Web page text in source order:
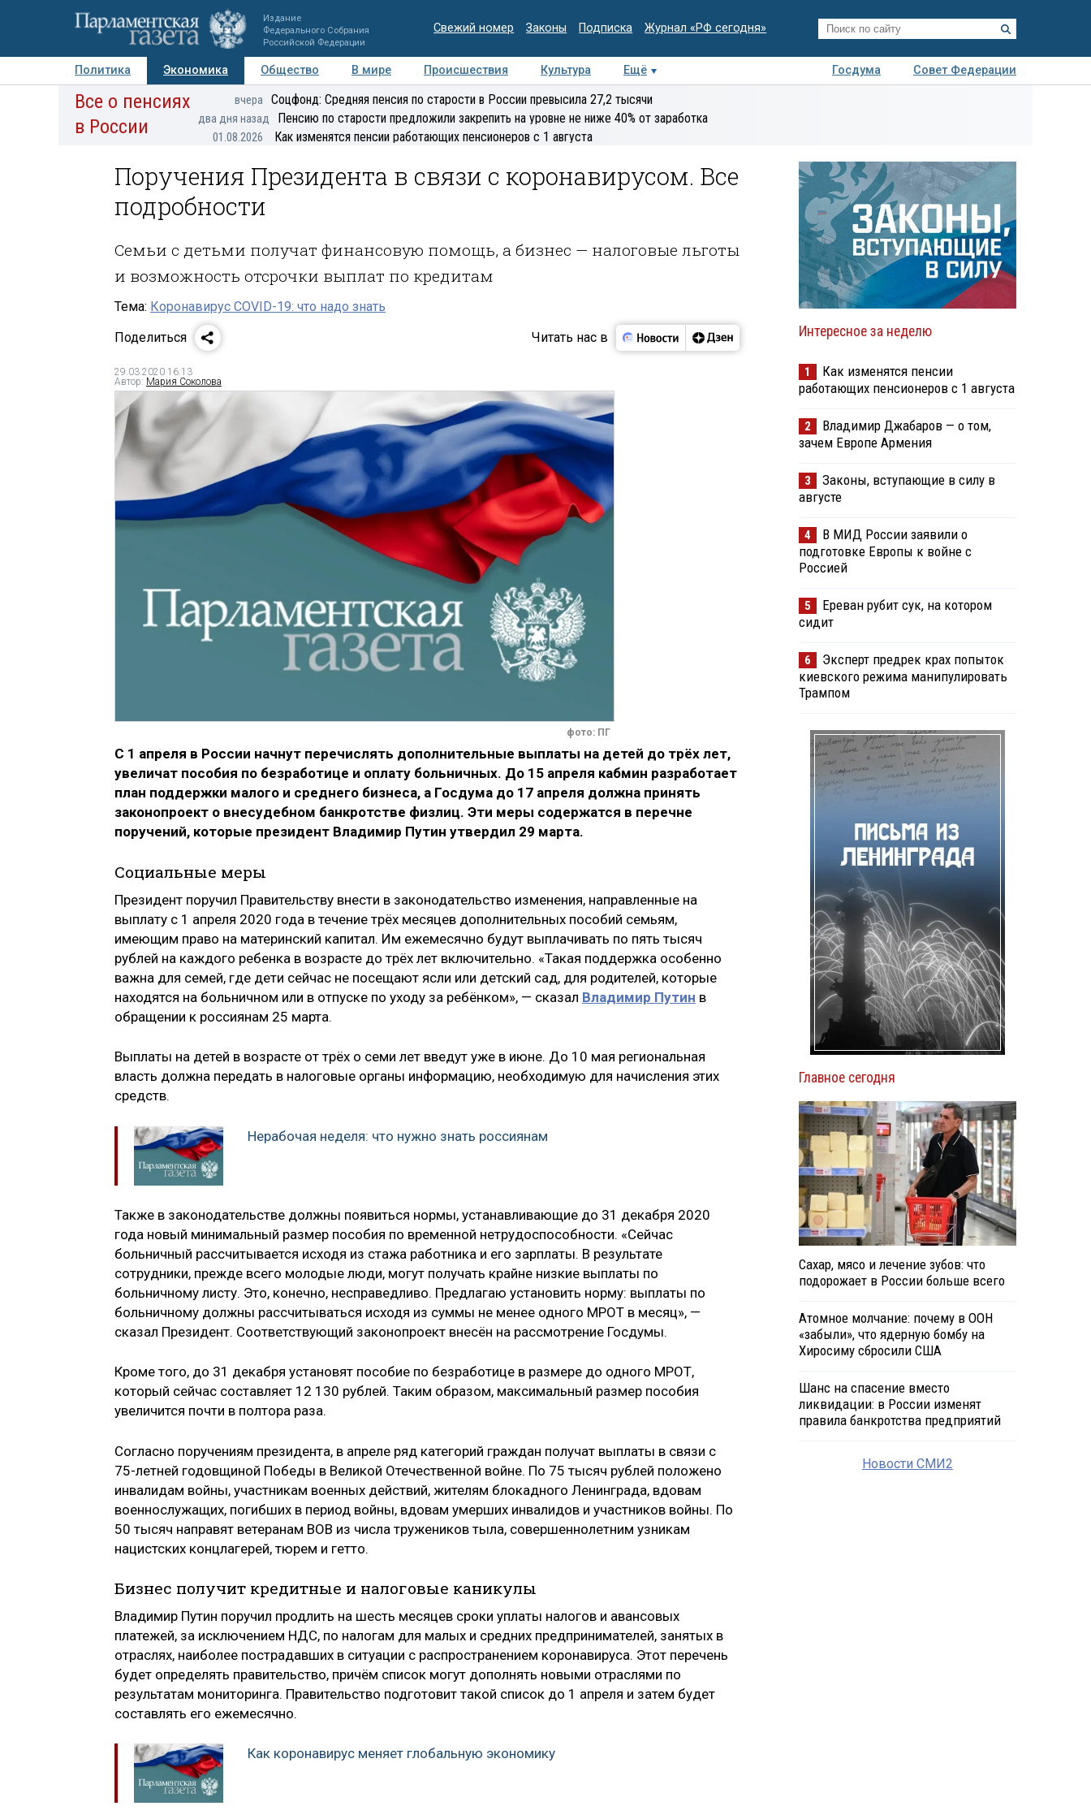
Издание
Федерального Собрания
Российской Федерации
Свежий номер Законы Подписка Журнал «РФ сегодня»
Политика Экономика Общество В мире Происшествия Культура Ещё Госдума
Совет Федерации
Авторы Персоны Мнения Регионы Медиацентр Интервью Колумнисты
экспертиза
Все о пенсиях
в России
вчера Соцфонд: Средняя пенсия по старости в России превысила 27,2 тысячи
два дня назад Пенсию по старости предложили закрепить на уровне не ниже 40% от заработка
01.08.2026 Как изменятся пенсии работающих пенсионеров с 1 августа
Поручения Президента в связи с коронавирусом. Все
подробности
Семьи с детьми получат финансовую помощь, а бизнес — налоговые льготы
и возможность отсрочки выплат по кредитам
Тема: Коронавирус COVID-19: что надо знать
Поделиться
Читать нас в
29.03.2020 16:13
Автор: Мария Соколова
фото: ПГ
С 1 апреля в России начнут перечислять дополнительные выплаты на детей до трёх лет,
увеличат пособия по безработице и оплату больничных. До 15 апреля кабмин разработает
план поддержки малого и среднего бизнеса, а Госдума до 17 апреля должна принять
законопроект о внесудебном банкротстве физлиц. Эти меры содержатся в перечне
поручений, которые президент Владимир Путин утвердил 29 марта.
Социальные меры
Президент поручил Правительству внести в законодательство изменения, направленные на
выплату с 1 апреля 2020 года в течение трёх месяцев дополнительных пособий семьям,
имеющим право на материнский капитал. Им ежемесячно будут выплачивать по пять тысяч
рублей на каждого ребенка в возрасте до трёх лет включительно. «Такая поддержка особенно
важна для семей, где дети сейчас не посещают ясли или детский сад, для родителей, которые
находятся на больничном или в отпуске по уходу за ребёнком», — сказал Владимир Путин в
обращении к россиянам 25 марта.
Выплаты на детей в возрасте от трёх о семи лет введут уже в июне. До 10 мая региональная
власть должна передать в налоговые органы информацию, необходимую для начисления этих
средств.
Нерабочая неделя: что нужно знать россиянам
Также в законодательстве должны появиться нормы, устанавливающие до 31 декабря 2020
года новый минимальный размер пособия по временной нетрудоспособности. «Сейчас
больничный рассчитывается исходя из стажа работника и его зарплаты. В результате
сотрудники, прежде всего молодые люди, могут получать крайне низкие выплаты по
больничному листу. Это, конечно, несправедливо. Предлагаю установить норму: выплаты по
больничному должны рассчитываться исходя из суммы не менее одного МРОТ в месяц», —
сказал Президент. Соответствующий законопроект внесён на рассмотрение Госдумы.
Кроме того, до 31 декабря установят пособие по безработице в размере до одного МРОТ,
который сейчас составляет 12 130 рублей. Таким образом, максимальный размер пособия
увеличится почти в полтора раза.
Согласно поручениям президента, в апреле ряд категорий граждан получат выплаты в связи с
75-летней годовщиной Победы в Великой Отечественной войне. По 75 тысяч рублей положено
инвалидам войны, участникам военных действий, жителям блокадного Ленинграда, вдовам
военнослужащих, погибших в период войны, вдовам умерших инвалидов и участников войны. По
50 тысяч направят ветеранам ВОВ из числа тружеников тыла, совершеннолетним узникам
нацистских концлагерей, тюрем и гетто.
Бизнес получит кредитные и налоговые каникулы
Владимир Путин поручил продлить на шесть месяцев сроки уплаты налогов и авансовых
платежей, за исключением НДС, по налогам для малых и средних предпринимателей, занятых в
отраслях, наиболее пострадавших в ситуации с распространением коронавируса. Этот перечень
будет определять правительство, причём список могут дополнять новыми отраслями по
результатам мониторинга. Правительство подготовит такой список до 1 апреля и затем будет
составлять его ежемесячно.
Как коронавирус меняет глобальную экономику
Интересное за неделю
1
Как изменятся пенсии
работающих пенсионеров с 1 августа
2
Владимир Джабаров — о том,
зачем Европе Армения
3
Законы, вступающие в силу в
августе
4
В МИД России заявили о
подготовке Европы к войне с
Россией
5
Ереван рубит сук, на котором
сидит
6
Эксперт предрек крах попыток
киевского режима манипулировать
Трампом
Главное сегодня
Сахар, мясо и лечение зубов: что
подорожает в России больше всего
Атомное молчание: почему в ООН
«забыли», что ядерную бомбу на
Хиросиму сбросили США
Шанс на спасение вместо
ликвидации: в России изменят
правила банкротства предприятий
Новости СМИ2